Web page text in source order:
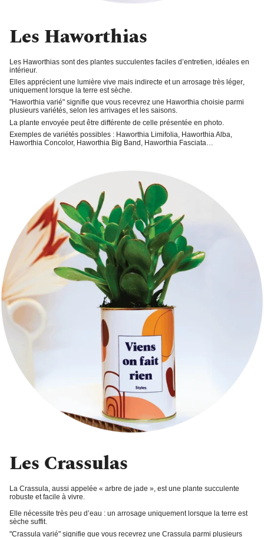
Les Haworthias
Les Haworthias sont des plantes succulentes faciles d’entretien, idéales en
intérieur.
Elles apprécient une lumière vive mais indirecte et un arrosage très léger,
uniquement lorsque la terre est sèche.
"Haworthia varié" signifie que vous recevrez une Haworthia choisie parmi
plusieurs variétés, selon les arrivages et les saisons.
La plante envoyée peut être différente de celle présentée en photo.
Exemples de variétés possibles : Haworthia Limifolia, Haworthia Alba,
Haworthia Concolor, Haworthia Big Band, Haworthia Fasciata…
Les Crassulas
La Crassula, aussi appelée « arbre de jade », est une plante succulente
robuste et facile à vivre.
Elle nécessite très peu d’eau : un arrosage uniquement lorsque la terre est
sèche suffit.
"Crassula varié" signifie que vous recevrez une Crassula parmi plusieurs